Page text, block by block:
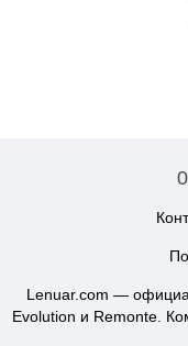
Lenuar.com —
Evolution и Remonte.